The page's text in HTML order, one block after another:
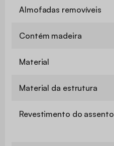
Almofadas removíveis
Contém madeira
Material
Material da estrutura
Revestimento do assento